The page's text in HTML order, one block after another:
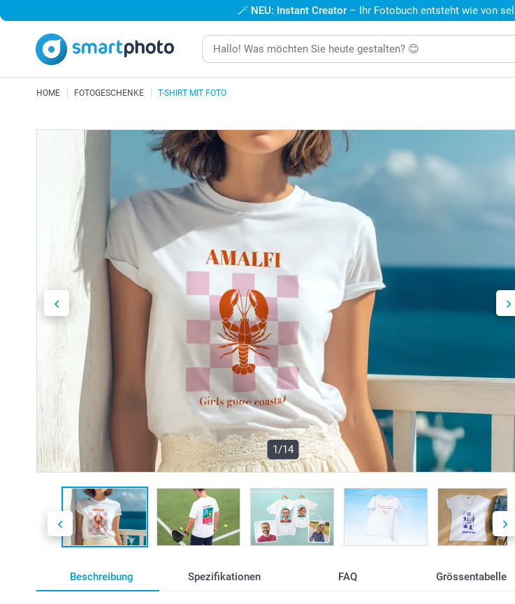
🪄 NEU: Instant Creator – Ihr Fotobuch entsteht wie von
HOME FOTOGESCHENKE T-SHIRT MIT FOTO
1/14
Beschreibung Spezifikationen FAQ Grössentabelle